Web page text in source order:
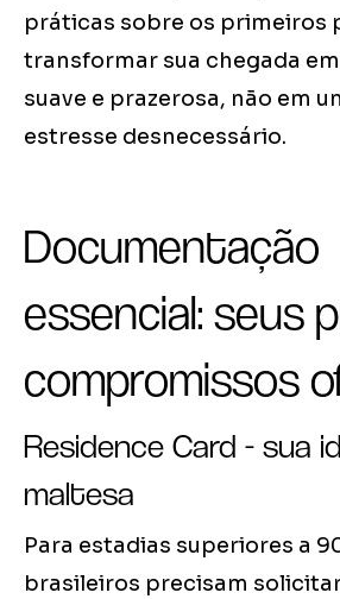
práticas sobre os primeiros
transformar sua chegada
suave e prazerosa, não em
estresse desnecessário.
Documentação
essencial: seus
compromissos
Residence Card - sua
maltesa
Para estadias superiores a
brasileiros precisam